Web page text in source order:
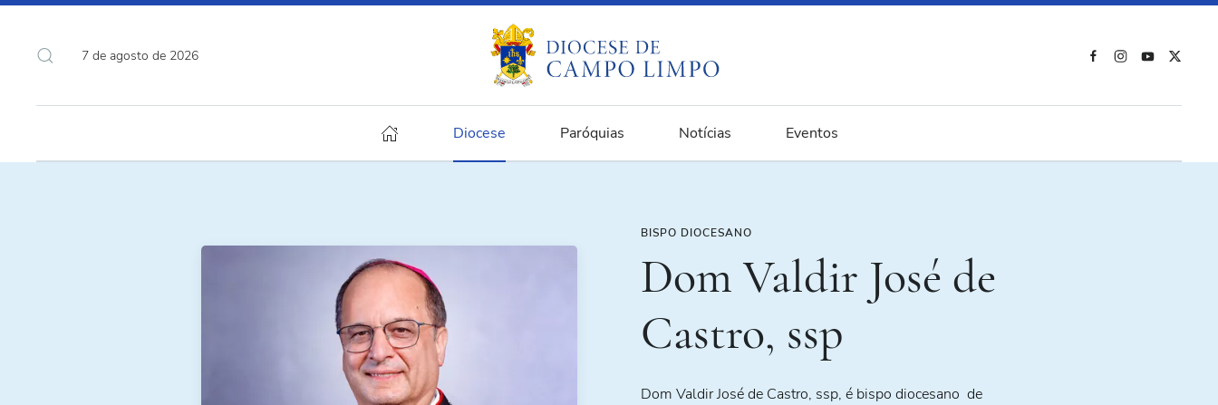
7 de agosto de 2026
Diocese Paróquias Notícias Eventos
BISPO DIOCESANO
Dom Valdir José de
Castro, ssp
Dom Valdir José de Castro, ssp, é bispo diocesano de